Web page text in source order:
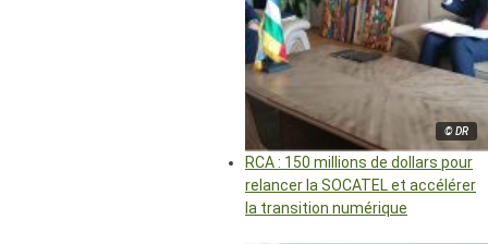
© DR
RCA : 150 millions de dollars pour
relancer la SOCATEL et accélérer
la transition numérique